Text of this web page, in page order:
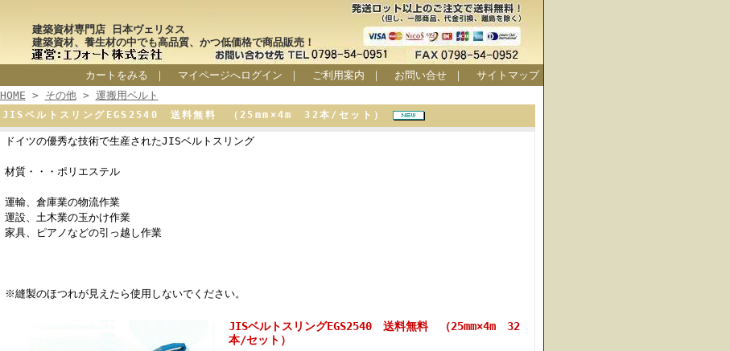
建築資材専門店 日本ヴェリタス
建築資材、養生材の中でも高品質、かつ低価格で商品販売！
カートをみる ｜ マイページへログイン ｜ ご利用案内 ｜ お問い合せ｜ サイトマップ
HOME > その他> 運搬用ベルト
JISベルトスリングEGS2540 送料無料 （25mm×4m 32本/セット）
ドイツの優秀な技術で生産されたJISベルトスリング
材質・・・ポリエステル
運輸、倉庫業の物流作業
運設、土木業の玉かけ作業
家具、ピアノなどの引っ越し作業
※縫製のほつれが見えたら使用しないでください。
JISベルトスリングEGS2540 送料無料 （25mm×4m 32
本/セット）